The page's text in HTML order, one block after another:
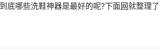
底哪些洗鞋神器是最好的呢?下面网就整理